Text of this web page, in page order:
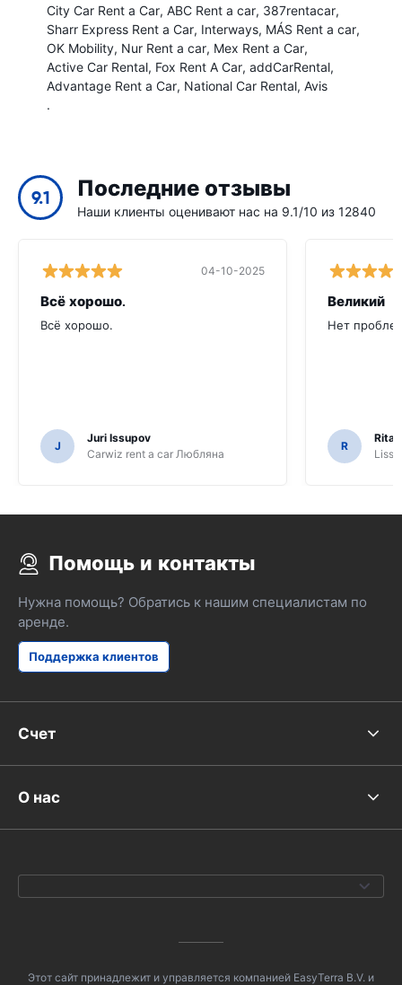
City Car Rent a Car ABC Rent a car 387rentacar
Sharr Express Rent a Car Interways MÁS Rent a car
OK Mobility Nur Rent a car Mex Rent a Car
Active Car Rental Fox Rent A Car addCarRental
Advantage Rent a Car National Car Rental Avis
.
9.1 Последние отзывы
Наши клиенты оценивают нас на 9.1/10 из 12840
04-10-2025
Всё хорошо.
Всё хорошо.
J
Juri Issupov
Carwiz rent a car Любляна
Великий
Нет
R
Rita
Помощь и контакты
Нужна помощь? Обратись к нашим специалистам по
аренде.
Поддержка клиентов
Счет
О нас
Этот сайт принадлежит и управляется компанией EasyTerra B.V. и